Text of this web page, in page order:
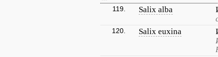
119. Salix alba
120. Salix euxina